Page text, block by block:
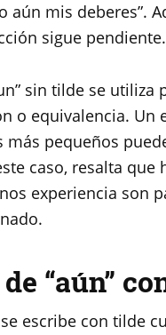
aún mis deberes”.
sigue pendiente.
sin tilde se utiliza
o equivalencia. Un
más pequeños
caso, resalta que
experiencia son
“aún”
se escribe con tilde